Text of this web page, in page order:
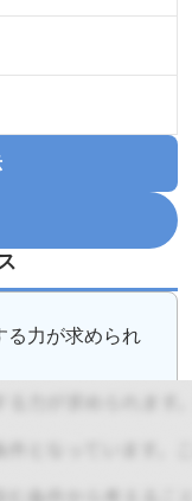
る力が求められ